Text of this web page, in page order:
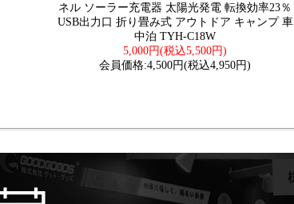
ネル ソーラー充電器 太陽光発電 転換効率23％
USB出力口 折り畳み式 アウトドア キャンプ 車
中泊 TYH-C18W
5,000円(税込5,500円)
会員価格:4,500円(税込4,950円)